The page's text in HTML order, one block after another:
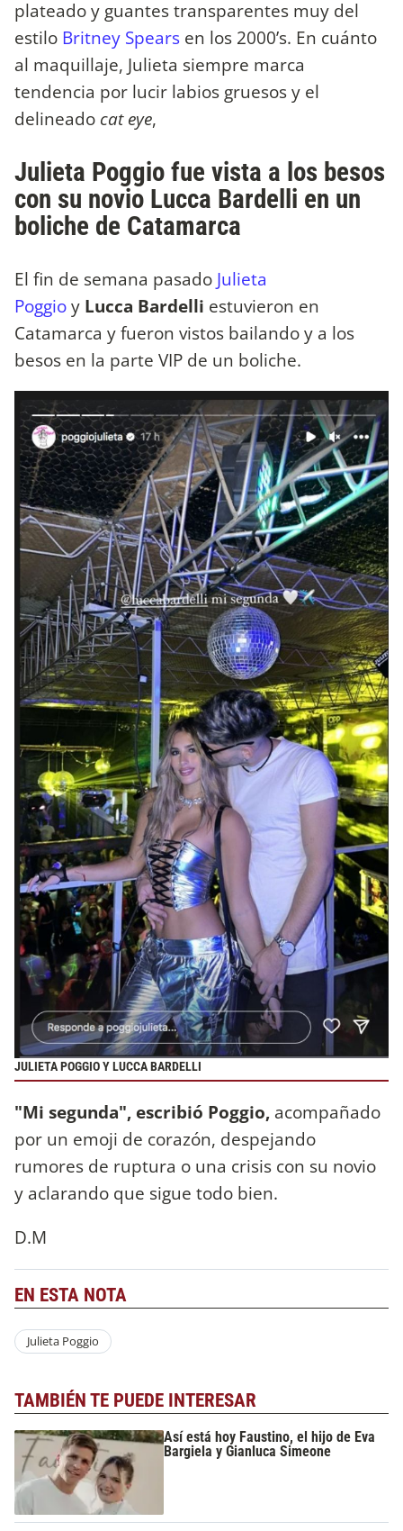
plateado y guantes transparentes muy del
estilo Britney Spears en los 2000’s. En cuánto
al maquillaje, Julieta siempre marca
tendencia por lucir labios gruesos y el
delineado cat eye,
Julieta Poggio fue vista a los besos
con su novio Lucca Bardelli en un
boliche de Catamarca
El fin de semana pasado Julieta
Poggioy Lucca Bardelli estuvieron en
Catamarca y fueron vistos bailando y a los
besos en la parte VIP de un boliche.
JULIETA POGGIO Y LUCCA BARDELLI
"Mi segunda", escribió Poggio, acompañado
por un emoji de corazón, despejando
rumores de ruptura o una crisis con su novio
y aclarando que sigue todo bien.
D.M
EN ESTA NOTA
Julieta Poggio
TAMBIÉN TE PUEDE INTERESAR
Así está hoy Faustino, el hijo de Eva
Bargiela y Gianluca Simeone